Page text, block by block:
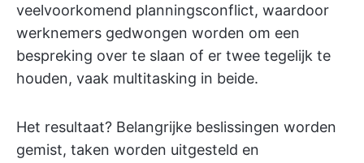
veelvoorkomend planningsconflict, waardoor
werknemers gedwongen worden om een
bespreking over te slaan of er twee tegelijk te
houden, vaak multitasking in beide.
Het resultaat? Belangrijke beslissingen worden
gemist, taken worden uitgesteld en